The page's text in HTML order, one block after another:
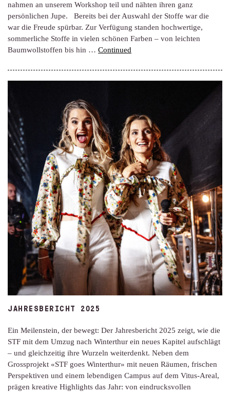
nahmen an unserem Workshop teil und nähten ihren ganz
persönlichen Jupe. Bereits bei der Auswahl der Stoffe war die
war die Freude spürbar. Zur Verfügung standen hochwertige,
sommerliche Stoffe in vielen schönen Farben – von leichten
Baumwollstoffen bis hin … Continued
JAHRESBERICHT 2025
Ein Meilenstein, der bewegt: Der Jahresbericht 2025 zeigt, wie die
STF mit dem Umzug nach Winterthur ein neues Kapitel aufschlägt
– und gleichzeitig ihre Wurzeln weiterdenkt. Neben dem
Grossprojekt «STF goes Winterthur» mit neuen Räumen, frischen
Perspektiven und einem lebendigen Campus auf dem Vitus-Areal,
prägen kreative Highlights das Jahr: von eindrucksvollen